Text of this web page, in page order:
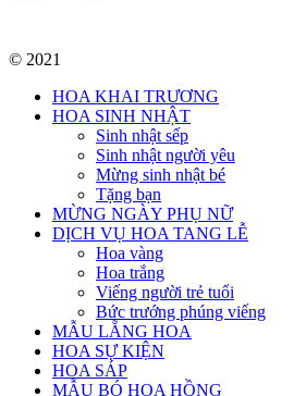
© 2021
HOA KHAI TRƯƠNG
HOA SINH NHẬT
Sinh nhật sếp
Sinh nhật người yêu
Mừng sinh nhật bé
Tặng bạn
MỪNG NGÀY PHỤ NỮ
DỊCH VỤ HOA TANG LỄ
Hoa vàng
Hoa trắng
Viếng người trẻ tuổi
Bức trướng phúng viếng
MẪU LẴNG HOA
HOA SỰ KIỆN
HOA SÁP
MẪU BÓ HOA HỒNG